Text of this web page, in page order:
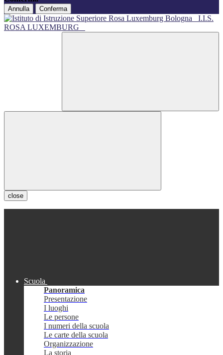
Annulla Conferma
I.I.S.
ROSA LUXEMBURG
close
Scuola
Panoramica
Presentazione
I luoghi
Le persone
I numeri della scuola
Le carte della scuola
Organizzazione
La storia